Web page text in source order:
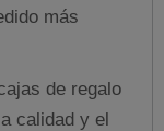
más
de regalo
calidad y el